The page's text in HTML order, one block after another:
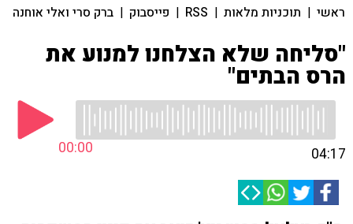
ראשי | תוכניות מלאות |
RSS
| פייסבוק | ברק סרי ואלי אוחנה
"סליחה שלא הצלחנו למנוע את
הרס הבתים"
00:00 04:17